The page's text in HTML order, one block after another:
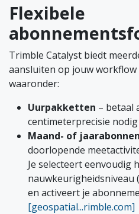
Flexibele
Trimble Catalyst biedt
aansluiten op jouw
waaronder:
Uurpakketten – betaal
centimeterprecisie
Maand- of
doorlopende
Je selecteert eenvoudig
nauwkeurigheidsniveau
en activeert je
[geospatial...rimble.com]